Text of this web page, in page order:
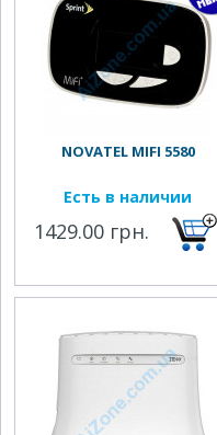
NOVATEL MIFI 5580
Есть в наличии
1429.00 грн.